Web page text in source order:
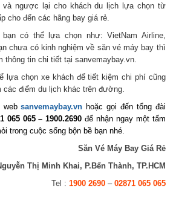
và ngược lại cho khách du lịch lựa chọn từ
cho đến các hãng bay giá rẻ.
có thể lựa chọn như: VietNam Airline,
chưa có kinh nghiệm về săn vé máy bay thì
thông tin chi tiết tại sanvemaybay.vn.
lựa chọn xe khách để tiết kiệm chi phí cũng
các điểm du lịch khác trên đường.
websanvemaybay.vn hoặc gọi đến tổng đài
065 065 – 1900.2690để nhận ngay một tấm
trong cuộc sống bộn bề bạn nhé.
Săn Vé Máy Bay Giá Rẻ
Thị Minh Khai, P.Bến Thành, TP.HCM
Tel : 1900 2690– 02871 065 065